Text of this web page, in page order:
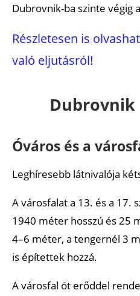
Dubrovnik-ba szinte végig
Részletesen is
való eljutásról!
Óváros és a
Leghíresebb látnivalója
A városfalat a 13. és a 17.
1940 méter hosszú és 25
4–6 méter, a tengernél 3
is építettek hozzá.
A városfal öt erőddel